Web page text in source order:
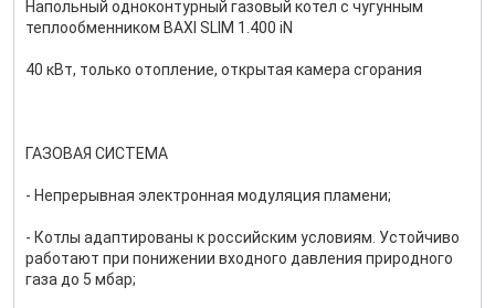
Напольный одноконтурный газовый котел с чугунным
теплообменником BAXI SLIM 1.400 iN
40 кВт, только отопление, открытая камера сгорания
ГАЗОВАЯ СИСТЕМА
- Непрерывная электронная модуляция пламени;
- Котлы адаптированы к российским условиям. Устойчиво
работают при понижении входного давления природного
газа до 5 мбар;